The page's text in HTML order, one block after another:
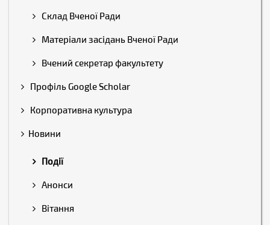
Склад Вченої Ради
Матеріали засідань Вченої Ради
Вчений секретар факультету
Профіль Google Scholar
Корпоративна культура
Новини
Події
Анонси
Вітання